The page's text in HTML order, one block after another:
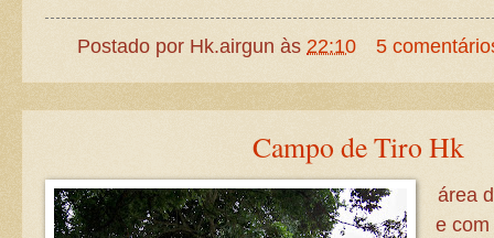
Postado por Hk.airgun às 22:10 5
Campo de Tiro Hk
área
e